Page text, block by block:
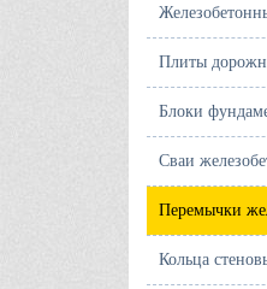
Плиты
Блоки
Сваи
Перемычки
Кольца